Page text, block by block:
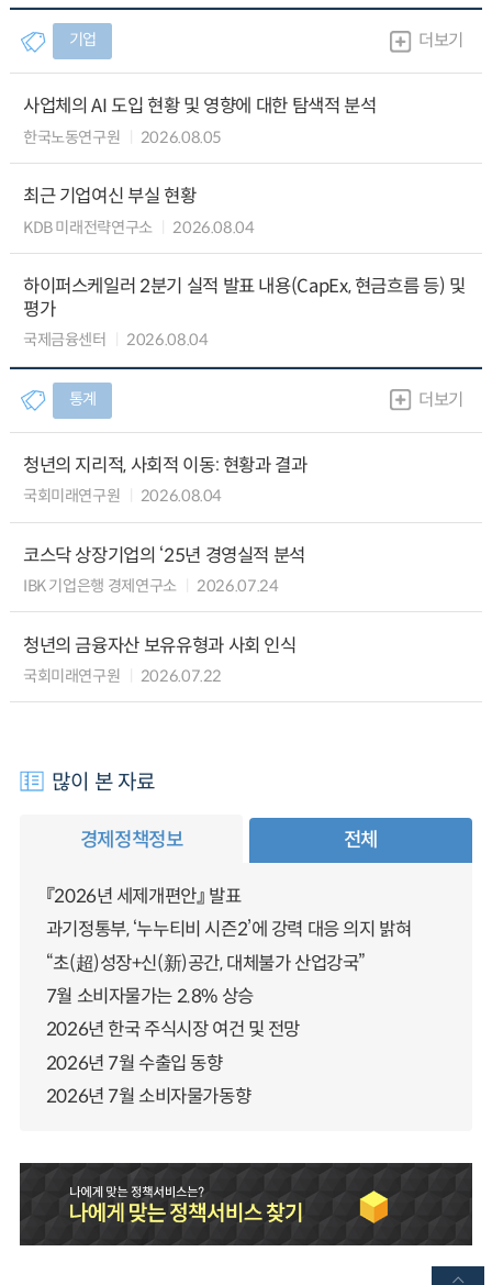
기업 더보기
사업체의 AI 도입 현황 및 영향에 대한 탐색적 분석
한국노동연구원 2026.08.05
최근 기업여신 부실 현황
KDB 미래전략연구소 2026.08.04
하이퍼스케일러 2분기 실적 발표 내용(CapEx, 현금흐름 등) 및
평가
국제금융센터 2026.08.04
통계 더보기
청년의 지리적, 사회적 이동: 현황과 결과
국회미래연구원 2026.08.04
코스닥 상장기업의 ‘25년 경영실적 분석
IBK 기업은행 경제연구소 2026.07.24
청년의 금융자산 보유유형과 사회 인식
국회미래연구원 2026.07.22
많이 본 자료
경제정책정보 전체
『2026년 세제개편안』 발표
과기정통부, ‘누누티비 시즌2’에 강력 대응 의지 밝혀
“초(超)성장+신(新)공간, 대체불가 산업강국”
7월 소비자물가는 2.8% 상승
2026년 한국 주식시장 여건 및 전망
2026년 7월 수출입 동향
2026년 7월 소비자물가동향